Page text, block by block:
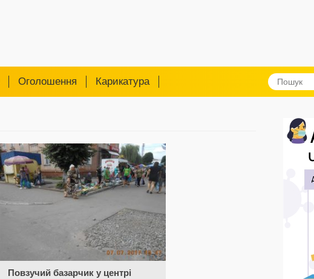
Оголошення Карикатура
Повзучий базарчик у центрі